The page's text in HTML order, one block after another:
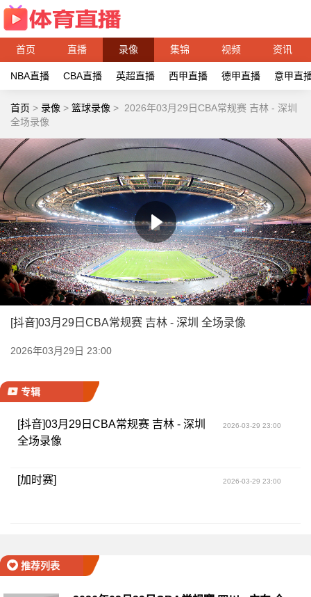
首页 直播 录像 集锦 视频 资讯
NBA直播 CBA直播 英超直播 西甲直播 德甲直播 意甲直
首页 > 录像 > 篮球录像 > 2026年03月29日CBA常规赛 吉林 - 深圳
全场录像
[抖音]03月29日CBA常规赛 吉林 - 深圳 全场录像
2026年03月29日 23:00
专辑
[抖音]03月29日CBA常规赛 吉林 - 深圳
全场录像
2026-03-29 23:00
[加时赛] 2026-03-29 23:00
推荐列表